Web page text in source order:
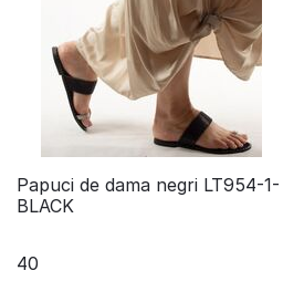
​Papuci de dama negri LT954-1-
BLACK
40